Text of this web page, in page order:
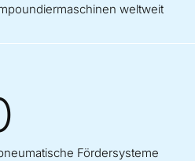
weltweit
Fördersysteme